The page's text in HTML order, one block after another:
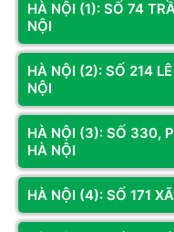
Kết nối với chúng tôi để
HỆ
HÀ NỘI (1): SỐ 74
NỘI
HÀ NỘI (2): SỐ 214
NỘI
HÀ NỘI (3): SỐ 330,
HÀ NỘI
HÀ NỘI (4): SỐ 171